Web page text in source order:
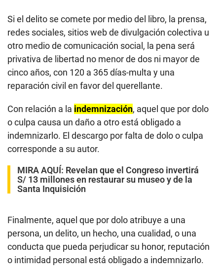
Si el delito se comete por medio del libro, la prensa,
redes sociales, sitios web de divulgación colectiva u
otro medio de comunicación social, la pena será
privativa de libertad no menor de dos ni mayor de
cinco años, con 120 a 365 días-multa y una
reparación civil en favor del querellante.
Con relación a la indemnización, aquel que por dolo
o culpa causa un daño a otro está obligado a
indemnizarlo. El descargo por falta de dolo o culpa
corresponde a su autor.
MIRA AQUÍ: Revelan que el Congreso invertirá
S/ 13 millones en restaurar su museo y de la
Santa Inquisición
Finalmente, aquel que por dolo atribuye a una
persona, un delito, un hecho, una cualidad, o una
conducta que pueda perjudicar su honor, reputación
o intimidad personal está obligado a indemnizarlo.